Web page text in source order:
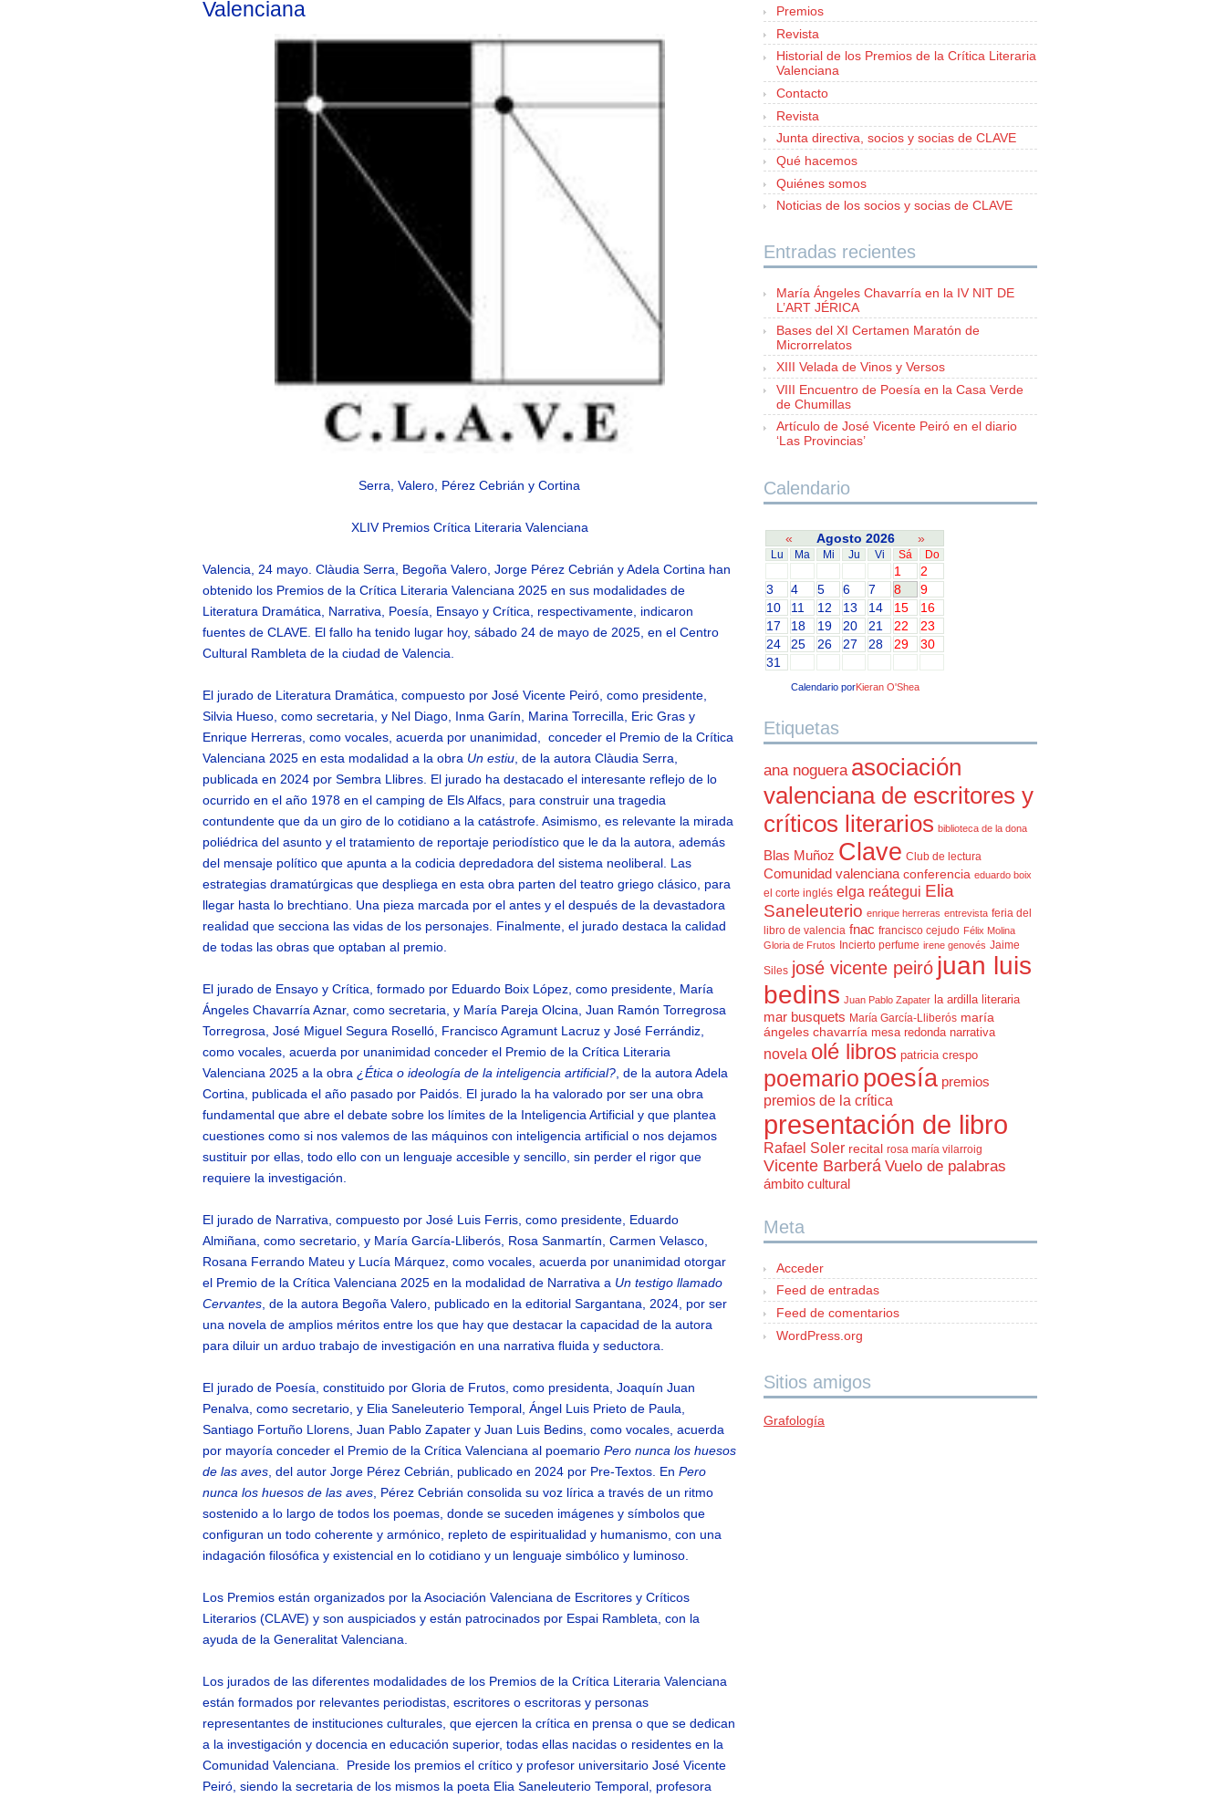
Valenciana
Serra, Valero, Pérez Cebrián y Cortina
XLIV Premios Crítica Literaria Valenciana
Valencia, 24 mayo. Clàudia Serra, Begoña Valero, Jorge Pérez Cebrián y Adela Cortina han
obtenido los Premios de la Crítica Literaria Valenciana 2025 en sus modalidades de
Literatura Dramática, Narrativa, Poesía, Ensayo y Crítica, respectivamente, indicaron
fuentes de CLAVE. El fallo ha tenido lugar hoy, sábado 24 de mayo de 2025, en el Centro
Cultural Rambleta de la ciudad de Valencia.
El jurado de Literatura Dramática, compuesto por José Vicente Peiró, como presidente,
Silvia Hueso, como secretaria, y Nel Diago, Inma Garín, Marina Torrecilla, Eric Gras y
Enrique Herreras, como vocales, acuerda por unanimidad, conceder el Premio de la Crítica
Valenciana 2025 en esta modalidad a la obra Un estiu , de la autora Clàudia Serra,
publicada en 2024 por Sembra Llibres. El jurado ha destacado el interesante reflejo de lo
ocurrido en el año 1978 en el camping de Els Alfacs, para construir una tragedia
contundente que da un giro de lo cotidiano a la catástrofe. Asimismo, es relevante la mirada
poliédrica del asunto y el tratamiento de reportaje periodístico que le da la autora, además
del mensaje político que apunta a la codicia depredadora del sistema neoliberal. Las
estrategias dramatúrgicas que despliega en esta obra parten del teatro griego clásico, para
llegar hasta lo brechtiano. Una pieza marcada por el antes y el después de la devastadora
realidad que secciona las vidas de los personajes. Finalmente, el jurado destaca la calidad
de todas las obras que optaban al premio.
El jurado de Ensayo y Crítica, formado por Eduardo Boix López, como presidente, María
Ángeles Chavarría Aznar, como secretaria, y María Pareja Olcina, Juan Ramón Torregrosa
Torregrosa, José Miguel Segura Roselló, Francisco Agramunt Lacruz y José Ferrándiz,
como vocales, acuerda por unanimidad conceder el Premio de la Crítica Literaria
Valenciana 2025 a la obra ¿Ética o ideología de la inteligencia artificial? , de la autora Adela
Cortina, publicada el año pasado por Paidós. El jurado la ha valorado por ser una obra
fundamental que abre el debate sobre los límites de la Inteligencia Artificial y que plantea
cuestiones como si nos valemos de las máquinos con inteligencia artificial o nos dejamos
sustituir por ellas, todo ello con un lenguaje accesible y sencillo, sin perder el rigor que
requiere la investigación.
El jurado de Narrativa, compuesto por José Luis Ferris, como presidente, Eduardo
Almiñana, como secretario, y María García-Lliberós, Rosa Sanmartín, Carmen Velasco,
Rosana Ferrando Mateu y Lucía Márquez, como vocales, acuerda por unanimidad otorgar
el Premio de la Crítica Valenciana 2025 en la modalidad de Narrativa a Un testigo llamado
Cervantes , de la autora Begoña Valero, publicado en la editorial Sargantana, 2024, por ser
una novela de amplios méritos entre los que hay que destacar la capacidad de la autora
para diluir un arduo trabajo de investigación en una narrativa fluida y seductora.
El jurado de Poesía, constituido por Gloria de Frutos, como presidenta, Joaquín Juan
Penalva, como secretario, y Elia Saneleuterio Temporal, Ángel Luis Prieto de Paula,
Santiago Fortuño Llorens, Juan Pablo Zapater y Juan Luis Bedins, como vocales, acuerda
por mayoría conceder el Premio de la Crítica Valenciana al poemario Pero nunca los huesos
de las aves , del autor Jorge Pérez Cebrián, publicado en 2024 por Pre-Textos. En Pero
nunca los huesos de las aves , Pérez Cebrián consolida su voz lírica a través de un ritmo
sostenido a lo largo de todos los poemas, donde se suceden imágenes y símbolos que
configuran un todo coherente y armónico, repleto de espiritualidad y humanismo, con una
indagación filosófica y existencial en lo cotidiano y un lenguaje simbólico y luminoso.
Los Premios están organizados por la Asociación Valenciana de Escritores y Críticos
Literarios (CLAVE) y son auspiciados y están patrocinados por Espai Rambleta, con la
ayuda de la Generalitat Valenciana.
Los jurados de las diferentes modalidades de los Premios de la Crítica Literaria Valenciana
están formados por relevantes periodistas, escritores o escritoras y personas
representantes de instituciones culturales, que ejercen la crítica en prensa o que se dedican
a la investigación y docencia en educación superior, todas ellas nacidas o residentes en la
Comunidad Valenciana. Preside los premios el crítico y profesor universitario José Vicente
Peiró, siendo la secretaria de los mismos la poeta Elia Saneleuterio Temporal, profesora
Premios
Revista
Historial de los Premios de la Crítica Literaria
Valenciana
Contacto
Revista
Junta directiva, socios y socias de CLAVE
Qué hacemos
Quiénes somos
Noticias de los socios y socias de CLAVE
Entradas recientes
María Ángeles Chavarría en la IV NIT DE
L’ART JÉRICA
Bases del XI Certamen Maratón de
Microrrelatos
XIII Velada de Vinos y Versos
VIII Encuentro de Poesía en la Casa Verde
de Chumillas
Artículo de José Vicente Peiró en el diario
‘Las Provincias’
Calendario
« Agosto 2026 »
Lu Ma Mi Ju Vi Sá Do
1
2
3
4 5 6 7 8
9
10
11 12 13 14 15
16
17
18 19 20 21 22
23
24
25 26 27 28 29
30
31
Calendario porKieran O'Shea
Etiquetas
ana noguera asociación
valenciana de escritores y
críticos literarios biblioteca de la dona
Blas Muñoz Clave Club de lectura
Comunidad valenciana conferencia eduardo boix
el corte inglés elga reátegui Elia
Saneleuterio enrique herreras entrevista feria del
libro de valencia fnac francisco cejudo Félix Molina
Gloria de Frutos
Incierto perfume irene genovés Jaime
Siles josé vicente peiró juan luis
bedins Juan Pablo Zapater la ardilla literaria
mar busquets María García-Lliberós maría
ángeles chavarría mesa redonda narrativa
novela olé libros patricia crespo
poemario poesía premios
premios de la crítica
presentación de libro
Rafael Soler recital rosa maría vilarroig
Vicente Barberá Vuelo de palabras
ámbito cultural
Meta
Acceder
Feed de entradas
Feed de comentarios
WordPress.org
Sitios amigos
Grafología